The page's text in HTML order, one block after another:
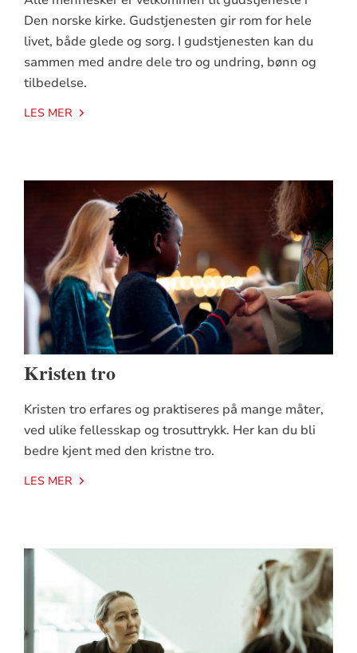
Den norske kirke. Gudstjenesten gir rom for hele
livet, både glede og sorg. I gudstjenesten kan du
sammen med andre dele tro og undring, bønn og
tilbedelse.
LES MER
Kristen tro
Kristen tro erfares og praktiseres på mange måter,
ved ulike fellesskap og trosuttrykk. Her kan du bli
bedre kjent med den kristne tro.
LES MER